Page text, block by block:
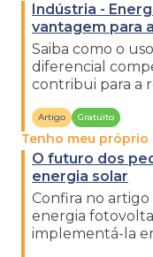
Indústria -
vantagem para
Saiba como o
diferencial
contribui para a
Artigo Gratuito
Tenho meu próprio
O futuro dos
energia solar
Confira no artigo
energia
implementá-la